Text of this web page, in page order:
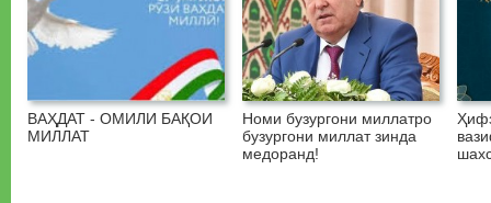
ВАҲДАТ - ОМИЛИ БАҚОИ
МИЛЛАТ
Номи бузургони миллатро
бузургони миллат зинда
медоранд!